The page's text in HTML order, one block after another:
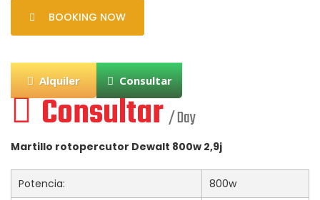
BOOKING NOW
Consultar / Day
Martillo rotopercutor Dewalt 800w 2,9j
Potencia:
800w
Alquiler Consultar